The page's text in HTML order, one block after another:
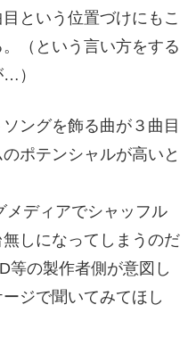
という位置づけにもこ
（という言い方をする
）
ングを飾る曲が３曲目
ポテンシャルが高いと
メディアでシャッフル
しになってしまうのだ
等の製作者側が意図し
ジで聞いてみてほし